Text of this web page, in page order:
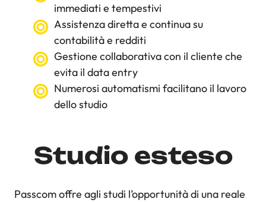
immediati e tempestivi
Assistenza diretta e continua su
contabilità e redditi
Gestione collaborativa con il cliente che
evita il data entry
Numerosi automatismi facilitano il lavoro
dello studio
Studio esteso
Passcom offre agli studi l’opportunità di una reale